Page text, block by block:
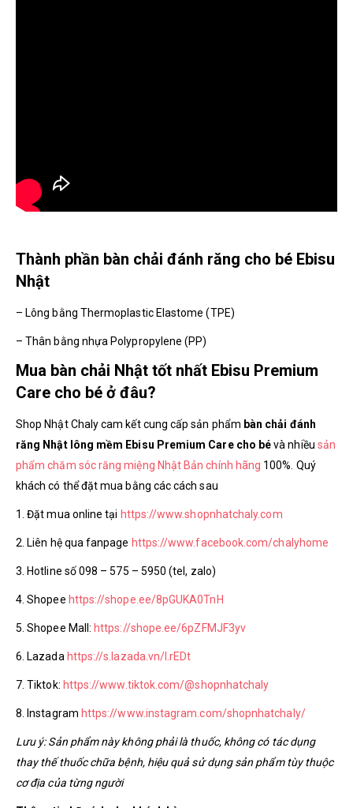
Thành phần bàn chải đánh răng cho bé Ebisu
Nhật
– Lông bằng Thermoplastic Elastome (TPE)
– Thân bằng nhựa Polypropylene (PP)
Mua bàn chải Nhật tốt nhất Ebisu Premium
Care cho bé ở đâu?
Shop Nhật Chaly cam kết cung cấp sản phẩm bàn chải đánh
răng Nhật lông mềm Ebisu Premium Care cho bévà nhiều sản
phẩm chăm sóc răng miệng Nhật Bản chính hãng 100%. Quý
khách có thể đặt mua bằng các cách sau
1. Đặt mua online tại https://www.shopnhatchaly.com
2. Liên hệ qua fanpage https://www.facebook.com/chalyhome
3. Hotline số 098 – 575 – 5950 (tel, zalo)
4. Shopee https://shope.ee/8pGUKA0TnH
5. Shopee Mall: https://shope.ee/6pZFMJF3yv
6. Lazada https://s.lazada.vn/l.rEDt
7. Tiktok: https://www.tiktok.com/@shopnhatchaly
8. Instagram https://www.instagram.com/shopnhatchaly/
Lưu ý: Sản phẩm này không phải là thuốc, không có tác dụng
thay thế thuốc chữa bệnh, hiệu quả sử dụng sản phẩm tùy thuộc
cơ địa của từng người